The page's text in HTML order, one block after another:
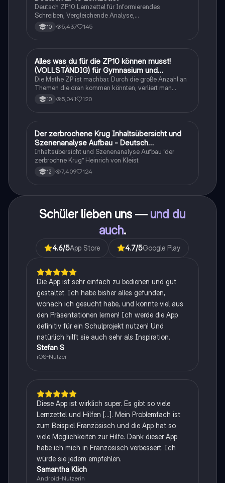
Deutsch ZP10 Lernzettel für Informierendes
Schreiben, Vergleichende Analyse,
Sachtexte/Roman/Gedicht..
10 5,437 145
Mathe
Alles was du für die ZP10 können musst!
(VOLLSTÄNDIG) für Gymnasium und
Realschule
Die Mathe ZP ist machbar. Durch die große Anzahl an
Themen die dran kommen könnten, verliert man
schnell den Überblick. Also habe ich von den kleinsten
Themen bis hin zu den größten alles
10 5,041 120
Deutsch
Der zerbrochene Krug Inhaltsübersicht und
Szenenanalyse Aufbau - Deutsch
Q1/Q2/Abitur
Inhaltsübersicht und Szenenanalyse Aufbau “der
zerbrochne Krug” Heinrich von Kleist
12 7,409 124
Schüler lieben uns — und du
auch.
4.6/5App Store 4.7/5Google Play
Die App ist sehr einfach zu bedienen und gut
gestaltet. Ich habe bisher alles gefunden,
wonach ich gesucht habe, und konnte viel aus
den Präsentationen lernen! Ich werde die App
definitiv für ein Schulprojekt nutzen! Und
natürlich hilft sie auch sehr als Inspiration.
Stefan S
iOS-Nutzer
Diese App ist wirklich super. Es gibt so viele
Lernzettel und Hilfen [...]. Mein Problemfach ist
zum Beispiel Französisch und die App hat so
viele Möglichkeiten zur Hilfe. Dank dieser App
habe ich mich in Französisch verbessert. Ich
würde sie jedem empfehlen.
Samantha Klich
Android-Nutzerin